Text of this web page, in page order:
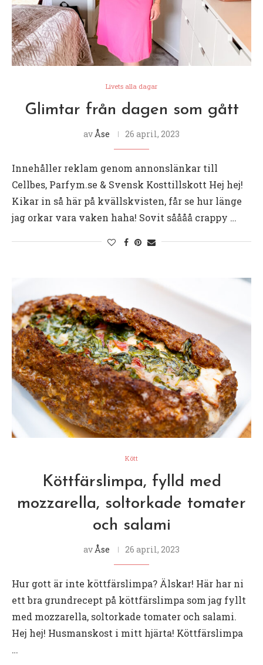
Livets alla dagar
Glimtar från dagen som gått
av Åse 26 april, 2023
Innehåller reklam genom annonslänkar till
Cellbes, Parfym.se & Svensk Kosttillskott Hej hej!
Kikar in så här på kvällskvisten, får se hur länge
jag orkar vara vaken haha! Sovit såååå crappy …
Kött
Köttfärslimpa, fylld med
mozzarella, soltorkade tomater
och salami
av Åse 26 april, 2023
Hur gott är inte köttfärslimpa? Älskar! Här har ni
ett bra grundrecept på köttfärslimpa som jag fyllt
med mozzarella, soltorkade tomater och salami.
Hej hej! Husmanskost i mitt hjärta! Köttfärslimpa
…